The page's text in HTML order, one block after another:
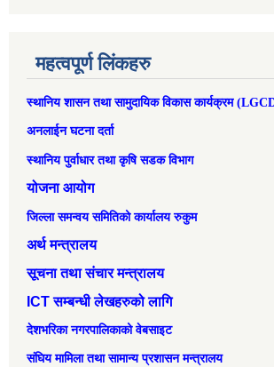
महत्वपूर्ण लिंकहरु
स्थानिय शासन तथा सामुदायिक विकास कार्यक्रम
अनलाईन घटना दर्ता
स्थानिय पुर्वाधार तथा कृषि सडक विभाग
योजना आयोग
जिल्ला समन्वय समितिको कार्यालय रुकुम
अर्थ मन्त्रालय
सूचना तथा संचार मन्त्रालय
ICT सम्बन्धी लेखहरुको लागि
देशभरिका नगरपालिकाको वेबसाइट
संघिय मामिला तथा सामान्‍य प्रशासन मन्त्रालय